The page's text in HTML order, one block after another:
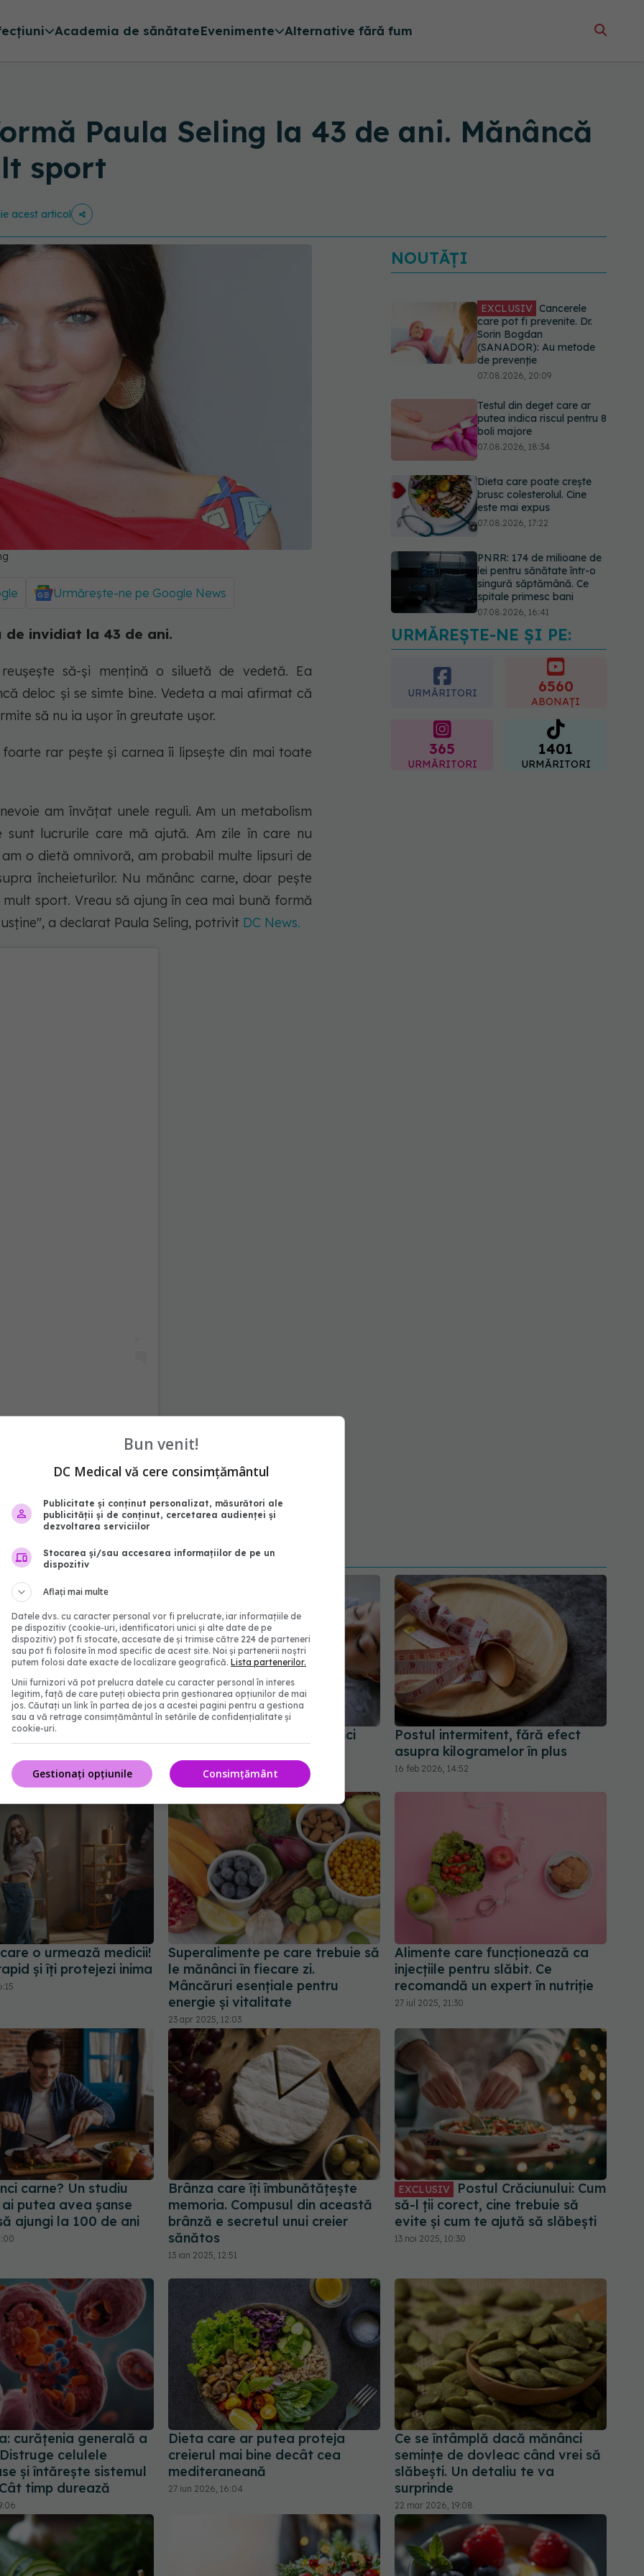
Academia de sănătateEvenimente Alternative fără fum
Paula Seling la 43 de ani. Mănâncă
sport
acest articol
Urmărește-ne pe Google News
invidiat la 43 de ani.
să-și mențină o siluetă de vedetă. Ea
deloc și se simte bine. Vedeta a mai afirmat că
să nu ia ușor în greutate ușor.
rar pește și carnea îi lipsește din mai toate
am învăţat unele reguli. Am un metabolism
lucrurile care mă ajută. Am zile în care nu
o dietă omnivoră, am probabil multe lipsuri de
încheieturilor. Nu mănânc carne, doar peşte
sport. Vreau să ajung în cea mai bună formă
a declarat Paula Seling, potrivit DC News.
NOUTĂȚI
EXCLUSIV Cancerele
care pot fi prevenite. Dr.
Sorin Bogdan
(SANADOR): Au metode
de prevenție
07.08.2026, 20:09
Testul din deget care ar
putea indica riscul pentru 8
boli majore
07.08.2026, 18:34
Dieta care poate crește
brusc colesterolul. Cine
este mai expus
07.08.2026, 17:22
PNRR: 174 de milioane de
lei pentru sănătate într-o
singură săptămână. Ce
spitale primesc bani
07.08.2026, 16:41
Ce spune culoarea ta
preferată despre vârsta
pe care o ai. Care este
"codul cromatic" al
URMĂREȘTE-NE ȘI PE:
URMĂRITORI 6560
ABONAȚI
365
URMĂRITORI
1401
URMĂRITORI
de 3 zile: meniu
reguli simple
Ce se întâmplă dacă mănânci
04 apr 2026, 13:00
Postul intermitent, fără efect
asupra kilogramelor în plus
16 feb 2026, 14:52
o urmează medicii!
și îți protejezi inima
Superalimente pe care trebuie să
le mănânci în fiecare zi.
Mâncăruri esențiale pentru
energie și vitalitate
23 apr 2025, 12:03
Alimente care funcționează ca
injecțiile pentru slăbit. Ce
recomandă un expert în nutriție
27 iul 2025, 21:30
carne? Un studiu
ai putea avea șanse
ajungi la 100 de ani
Brânza care îți îmbunătățește
memoria. Compusul din această
brânză e secretul unui creier
sănătos
13 ian 2025, 12:51
EXCLUSIV
Postul Crăciunului: Cum
să-l ții corect, cine trebuie să
evite și cum te ajută să slăbești
13 noi 2025, 10:30
curățenia generală a
celulele
și întărește sistemul
timp durează
Dieta care ar putea proteja
creierul mai bine decât cea
mediteraneană
27 iun 2026, 16:04
Ce se întâmplă dacă mănânci
semințe de dovleac când vrei să
slăbești. Un detaliu te va
surprinde
22 mar 2026, 19:08
Bun venit!
DC Medical vă cere consimțământul
Publicitate și conținut personalizat, măsurători ale
publicității și de conținut, cercetarea audienței și
dezvoltarea serviciilor
Stocarea și/sau accesarea informațiilor de pe un
dispozitiv
Aflați mai multe
Datele dvs. cu caracter personal vor fi prelucrate, iar informațiile de
pe dispozitiv (cookie-uri, identificatori unici și alte date de pe
dispozitiv) pot fi stocate, accesate de și trimise către 224 de parteneri
sau pot fi folosite în mod specific de acest site. Noi și partenerii noștri
putem folosi date exacte de localizare geografică. Lista partenerilor.
Unii furnizori vă pot prelucra datele cu caracter personal în interes
legitim, față de care puteți obiecta prin gestionarea opțiunilor de mai
jos. Căutați un link în partea de jos a acestei pagini pentru a gestiona
sau a vă retrage consimțământul în setările de confidențialitate și
cookie-uri.
Consimțământ
Gestionați opțiunile